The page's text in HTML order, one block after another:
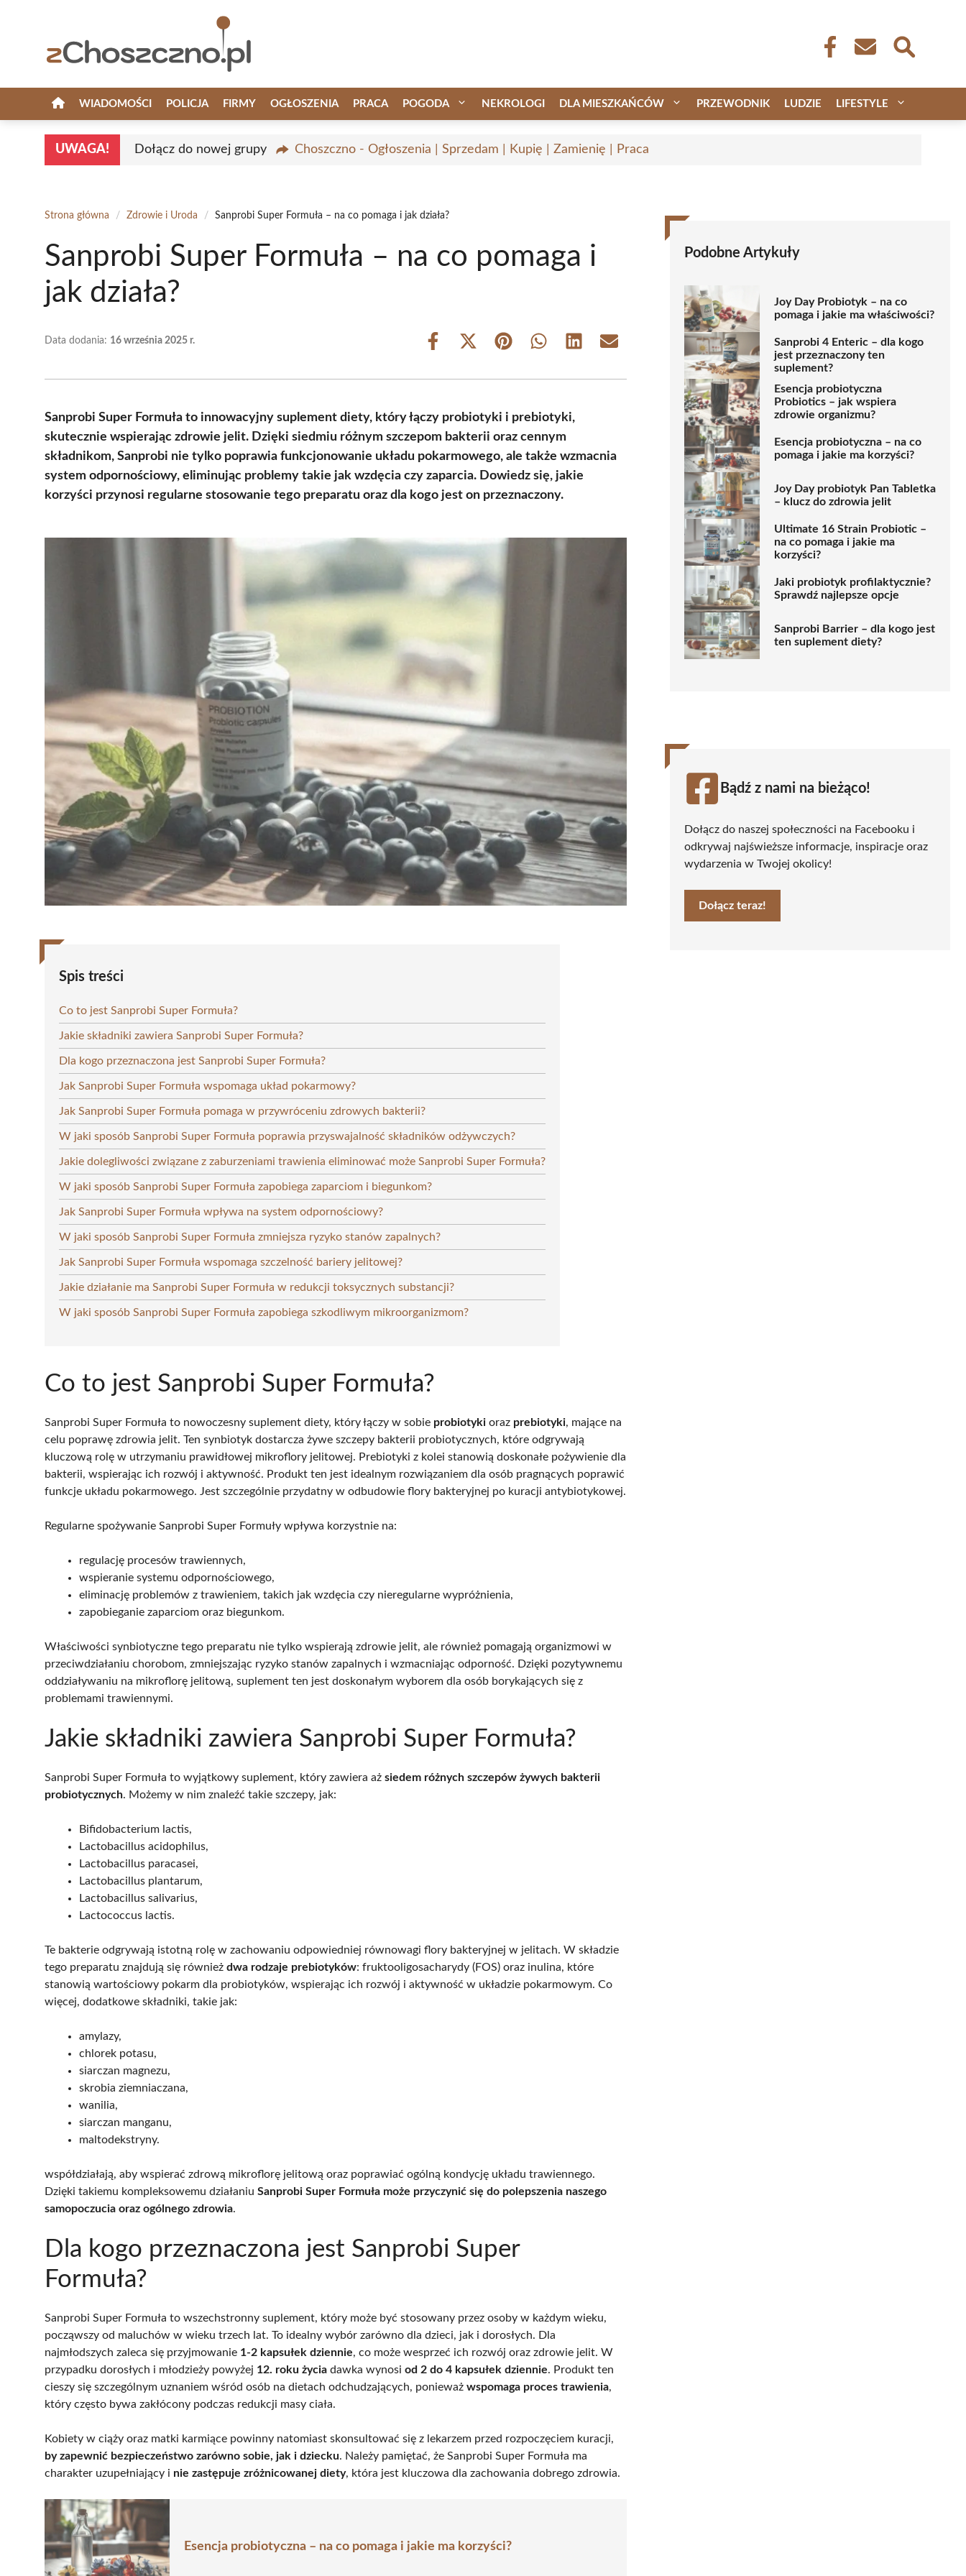
WIADOMOŚCI POLICJA FIRMY OGŁOSZENIA PRACA POGODA NEKROLOGI DLA MIESZKAŃCÓW PRZEWODNIK LUDZIE LIFESTYLE
UWAGA! Dołącz do nowej grupy Choszczno - Ogłoszenia | Sprzedam | Kupię | Zamienię | Praca
Strona główna / Zdrowie i Uroda / Sanprobi Super Formuła – na co pomaga i jak działa?
Sanprobi Super Formuła – na co pomaga i
jak działa?
Data dodania: 16 września 2025 r.
Share
Share
(Twitter)
Share Share Share Share
Sanprobi Super Formuła to innowacyjny suplement diety, który łączy probiotyki i prebiotyki,
skutecznie wspierając zdrowie jelit. Dzięki siedmiu różnym szczepom bakterii oraz cennym
składnikom, Sanprobi nie tylko poprawia funkcjonowanie układu pokarmowego, ale także wzmacnia
system odpornościowy, eliminując problemy takie jak wzdęcia czy zaparcia. Dowiedz się, jakie
korzyści przynosi regularne stosowanie tego preparatu oraz dla kogo jest on przeznaczony.
Spis treści
Co to jest Sanprobi Super Formuła?
Jakie składniki zawiera Sanprobi Super Formuła?
Dla kogo przeznaczona jest Sanprobi Super Formuła?
Jak Sanprobi Super Formuła wspomaga układ pokarmowy?
Jak Sanprobi Super Formuła pomaga w przywróceniu zdrowych bakterii?
W jaki sposób Sanprobi Super Formuła poprawia przyswajalność składników odżywczych?
Jakie dolegliwości związane z zaburzeniami trawienia eliminować może Sanprobi Super Formuła?
W jaki sposób Sanprobi Super Formuła zapobiega zaparciom i biegunkom?
Jak Sanprobi Super Formuła wpływa na system odpornościowy?
W jaki sposób Sanprobi Super Formuła zmniejsza ryzyko stanów zapalnych?
Jak Sanprobi Super Formuła wspomaga szczelność bariery jelitowej?
Jakie działanie ma Sanprobi Super Formuła w redukcji toksycznych substancji?
W jaki sposób Sanprobi Super Formuła zapobiega szkodliwym mikroorganizmom?
Co to jest Sanprobi Super Formuła?
Sanprobi Super Formuła to nowoczesny suplement diety, który łączy w sobie probiotyki oraz prebiotyki, mające na
celu poprawę zdrowia jelit. Ten synbiotyk dostarcza żywe szczepy bakterii probiotycznych, które odgrywają
kluczową rolę w utrzymaniu prawidłowej mikroflory jelitowej. Prebiotyki z kolei stanowią doskonałe pożywienie dla
bakterii, wspierając ich rozwój i aktywność. Produkt ten jest idealnym rozwiązaniem dla osób pragnących poprawić
funkcje układu pokarmowego. Jest szczególnie przydatny w odbudowie flory bakteryjnej po kuracji antybiotykowej.
Regularne spożywanie Sanprobi Super Formuły wpływa korzystnie na:
regulację procesów trawiennych,
wspieranie systemu odpornościowego,
eliminację problemów z trawieniem, takich jak wzdęcia czy nieregularne wypróżnienia,
zapobieganie zaparciom oraz biegunkom.
Właściwości synbiotyczne tego preparatu nie tylko wspierają zdrowie jelit, ale również pomagają organizmowi w
przeciwdziałaniu chorobom, zmniejszając ryzyko stanów zapalnych i wzmacniając odporność. Dzięki pozytywnemu
oddziaływaniu na mikroflorę jelitową, suplement ten jest doskonałym wyborem dla osób borykających się z
problemami trawiennymi.
Jakie składniki zawiera Sanprobi Super Formuła?
Sanprobi Super Formuła to wyjątkowy suplement, który zawiera aż siedem różnych szczepów żywych bakterii
probiotycznych. Możemy w nim znaleźć takie szczepy, jak:
Bifidobacterium lactis,
Lactobacillus acidophilus,
Lactobacillus paracasei,
Lactobacillus plantarum,
Lactobacillus salivarius,
Lactococcus lactis.
Te bakterie odgrywają istotną rolę w zachowaniu odpowiedniej równowagi flory bakteryjnej w jelitach. W składzie
tego preparatu znajdują się również dwa rodzaje prebiotyków: fruktooligosacharydy (FOS) oraz inulina, które
stanowią wartościowy pokarm dla probiotyków, wspierając ich rozwój i aktywność w układzie pokarmowym. Co
więcej, dodatkowe składniki, takie jak:
amylazy,
chlorek potasu,
siarczan magnezu,
skrobia ziemniaczana,
wanilia,
siarczan manganu,
maltodekstryny.
współdziałają, aby wspierać zdrową mikroflorę jelitową oraz poprawiać ogólną kondycję układu trawiennego.
Dzięki takiemu kompleksowemu działaniu Sanprobi Super Formuła może przyczynić się do polepszenia naszego
samopoczucia oraz ogólnego zdrowia.
Dla kogo przeznaczona jest Sanprobi Super
Formuła?
Sanprobi Super Formuła to wszechstronny suplement, który może być stosowany przez osoby w każdym wieku,
począwszy od maluchów w wieku trzech lat. To idealny wybór zarówno dla dzieci, jak i dorosłych. Dla
najmłodszych zaleca się przyjmowanie 1-2 kapsułek dziennie, co może wesprzeć ich rozwój oraz zdrowie jelit. W
przypadku dorosłych i młodzieży powyżej 12. roku życia dawka wynosi od 2 do 4 kapsułek dziennie. Produkt ten
cieszy się szczególnym uznaniem wśród osób na dietach odchudzających, ponieważ wspomaga proces trawienia,
który często bywa zakłócony podczas redukcji masy ciała.
Kobiety w ciąży oraz matki karmiące powinny natomiast skonsultować się z lekarzem przed rozpoczęciem kuracji,
by zapewnić bezpieczeństwo zarówno sobie, jak i dziecku. Należy pamiętać, że Sanprobi Super Formuła ma
charakter uzupełniający i nie zastępuje zróżnicowanej diety, która jest kluczowa dla zachowania dobrego zdrowia.
Esencja probiotyczna – na co pomaga i jakie ma korzyści?
Podobne Artykuły
Joy Day Probiotyk – na co
pomaga i jakie ma właściwości?
Sanprobi 4 Enteric – dla kogo
jest przeznaczony ten
suplement?
Esencja probiotyczna
Probiotics – jak wspiera
zdrowie organizmu?
Esencja probiotyczna – na co
pomaga i jakie ma korzyści?
Joy Day probiotyk Pan Tabletka
– klucz do zdrowia jelit
Ultimate 16 Strain Probiotic –
na co pomaga i jakie ma
korzyści?
Jaki probiotyk profilaktycznie?
Sprawdź najlepsze opcje
Sanprobi Barrier – dla kogo jest
ten suplement diety?
Bądź z nami na bieżąco!
Dołącz do naszej społeczności na Facebooku i
odkrywaj najświeższe informacje, inspiracje oraz
wydarzenia w Twojej okolicy!
Dołącz teraz!